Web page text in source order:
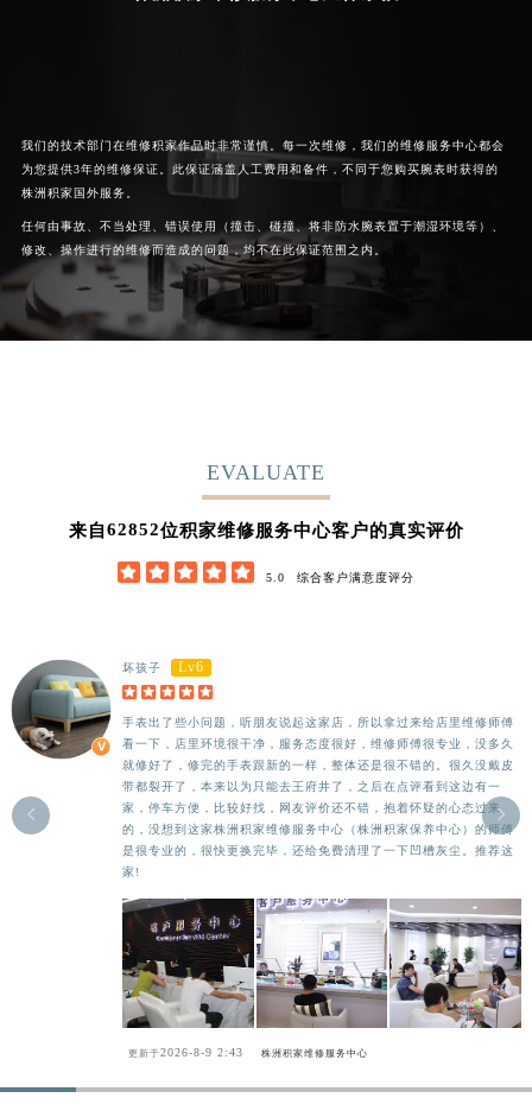
我们的技术部门在维修积家作品时非常谨慎。每一次维修，我们的维修服务中心都会
为您提供3年的维修保证。此保证涵盖人工费用和备件，不同于您购买腕表时获得的
株洲积家国外服务。
任何由事故、不当处理、错误使用（撞击、碰撞、将非防水腕表置于潮湿环境等）、
修改、操作进行的维修而造成的问题，均不在此保证范围之内。
EVALUATE
来自62852位积家维修服务中心客户的真实评价
     5.0 综合客户满意度评分
坏孩子 Lv6
    
手表出了些小问题，听朋友说起这家店，所以拿过来给店里维修师傅
看一下，店里环境很干净，服务态度很好，维修师傅很专业，没多久
就修好了，修完的手表跟新的一样，整体还是很不错的。很久没戴皮
带都裂开了，本来以为只能去王府井了，之后在点评看到这边有一
家，停车方便，比较好找，网友评价还不错，抱着怀疑的心态过来
的，没想到这家株洲积家维修服务中心（株洲积家保养中心）的师傅
是很专业的，很快更换完毕，还给免费清理了一下凹槽灰尘。推荐这
家!
更新于2026-8-9 2:43 株洲积家维修服务中心

